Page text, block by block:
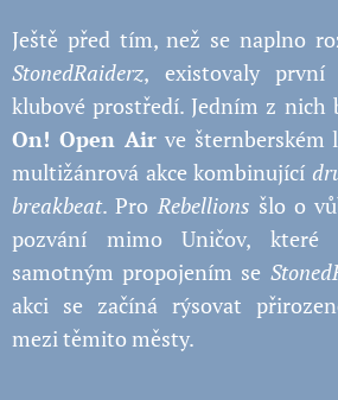
Ještě před tím, než se naplno
StonedRaiderz, existovaly
klubové prostředí. Jedním z nich
On! Open Airve šternberském
multižánrová akce kombinující
breakbeat. Pro Rebellions šlo o
pozvání mimo Uničov,
samotným propojením se
akci se začíná rýsovat
mezi těmito městy.